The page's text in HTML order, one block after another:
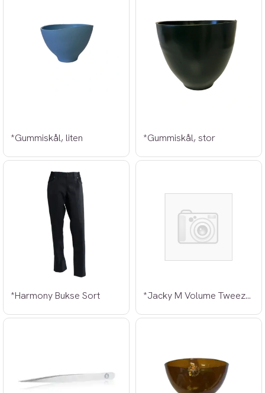
*Gummiskål, liten *Gummiskål, stor
*Harmony Bukse Sort *Jacky M Volume Tweezer Angled